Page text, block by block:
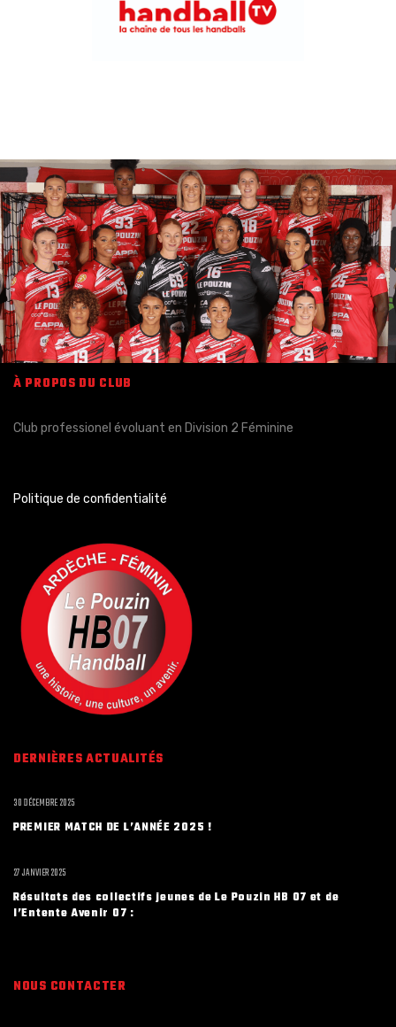
À PROPOS DU CLUB
Club professionel évoluant en Division 2 Féminine
Politique de confidentialité
DERNIÈRES ACTUALITÉS
PREMIER MATCH DE L’ANNÉE 2025 !
30 DÉCEMBRE 2025
Résultats des collectifs jeunes de Le Pouzin HB 07 et de
l’Entente Avenir 07 :
27 JANVIER 2025
NOUS CONTACTER